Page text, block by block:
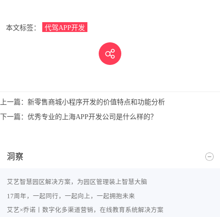
本文标签： 代驾APP开发
上一篇： 新零售商城小程序开发的价值特点和功能分析
下一篇： 优秀专业的上海APP开发公司是什么样的？
洞察
艾艺智慧园区解决方案，为园区管理装上智慧大脑
17周年，一起同行，一起向上，一起拥抱未来
艾艺×乔诺丨数字化多渠道营销，在线教育系统解决方案